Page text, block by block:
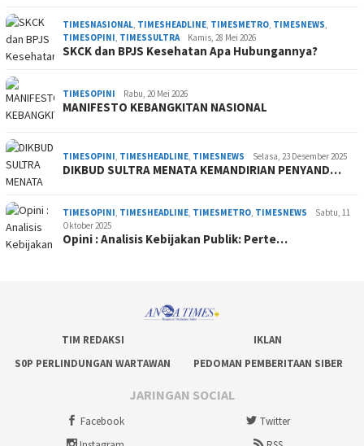
TIMESNASIONAL, TIMESHEADLINE, TIMESMETRO, TIMESNEWS,
TIMESOPINI, TIMESSULTRA Kamis, 28 Mei 2026
SKCK dan BPJS Kesehatan Apa Hubungannya?
TIMESOPINI Rabu, 20 Mei 2026
MANIFESTO KEBANGKITAN NASIONAL
TIMESOPINI, TIMESHEADLINE, TIMESNEWS Selasa, 23 Desember 2025
DIKBUD SULTRA MENATA KEMANDIRIAN PENYAND…
TIMESOPINI, TIMESHEADLINE, TIMESMETRO, TIMESNEWS
Sabtu, 11
Oktober 2025
Opini : Analisis Kebijakan Publik: Perte…
TIM REDAKSI
IKLAN
S0P PERLINDUNGAN WARTAWAN
PEDOMAN PEMBERITAAN SIBER
JARINGAN SOCIAL
Facebook
Twitter